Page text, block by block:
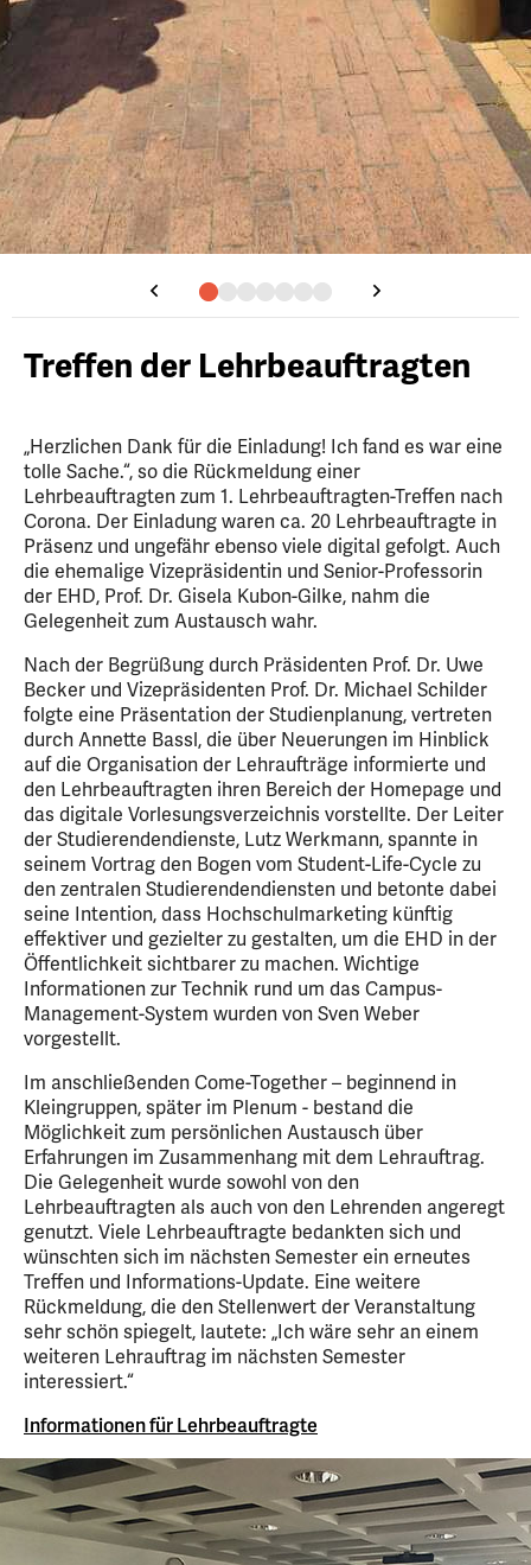
Treffen der Lehrbeauftragten
„Herzlichen Dank für die Einladung! Ich fand es war eine
tolle Sache.“, so die Rückmeldung einer
Lehrbeauftragten zum 1. Lehrbeauftragten-Treffen nach
Corona. Der Einladung waren ca. 20 Lehrbeauftragte in
Präsenz und ungefähr ebenso viele digital gefolgt. Auch
die ehemalige Vizepräsidentin und Senior-Professorin
der EHD, Prof. Dr. Gisela Kubon-Gilke, nahm die
Gelegenheit zum Austausch wahr.
Nach der Begrüßung durch Präsidenten Prof. Dr. Uwe
Becker und Vizepräsidenten Prof. Dr. Michael Schilder
folgte eine Präsentation der Studienplanung, vertreten
durch Annette Bassl, die über Neuerungen im Hinblick
auf die Organisation der Lehraufträge informierte und
den Lehrbeauftragten ihren Bereich der Homepage und
das digitale Vorlesungsverzeichnis vorstellte. Der Leiter
der Studierendendienste, Lutz Werkmann, spannte in
seinem Vortrag den Bogen vom Student-Life-Cycle zu
den zentralen Studierendendiensten und betonte dabei
seine Intention, dass Hochschulmarketing künftig
effektiver und gezielter zu gestalten, um die EHD in der
Öffentlichkeit sichtbarer zu machen. Wichtige
Informationen zur Technik rund um das Campus-
Management-System wurden von Sven Weber
vorgestellt.
Im anschließenden Come-Together – beginnend in
Kleingruppen, später im Plenum - bestand die
Möglichkeit zum persönlichen Austausch über
Erfahrungen im Zusammenhang mit dem Lehrauftrag.
Die Gelegenheit wurde sowohl von den
Lehrbeauftragten als auch von den Lehrenden angeregt
genutzt. Viele Lehrbeauftragte bedankten sich und
wünschten sich im nächsten Semester ein erneutes
Treffen und Informations-Update. Eine weitere
Rückmeldung, die den Stellenwert der Veranstaltung
sehr schön spiegelt, lautete: „Ich wäre sehr an einem
weiteren Lehrauftrag im nächsten Semester
interessiert.“
Informationen für Lehrbeauftragte
Bilder
Slider
mit
3
Bild
1
von